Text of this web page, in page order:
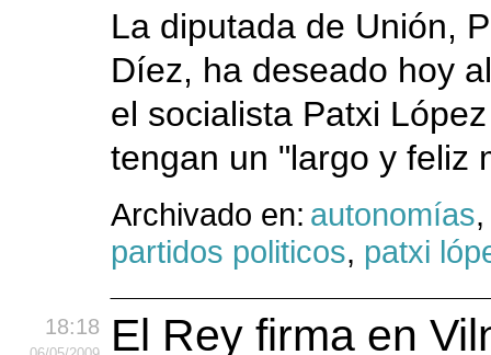
La diputada de Unión,
Díez, ha deseado hoy
el socialista Patxi
tengan un "largo y feliz
Archivado en: autonomías
partidos politicos, patxi
18:18 El Rey firma en